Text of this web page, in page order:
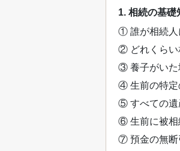
1. 相続の基礎
① 誰が相続人
② どれくらい
③ 養子がいた
④ 生前の特定
⑤ すべての遺
⑥ 生前に被相
⑦ 預金の無断